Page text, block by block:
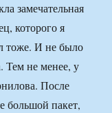
замечательная
которого я
тоже. И не было
Тем не менее, у
После
большой пакет,